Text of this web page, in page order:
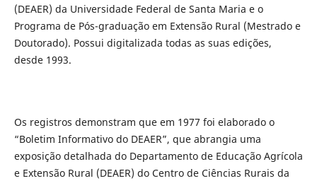
(DEAER) da Universidade Federal de Santa Maria e o
Programa de Pós-graduação em Extensão Rural (Mestrado e
Doutorado). Possui digitalizada todas as suas edições,
desde 1993.
Os registros demonstram que em 1977 foi elaborado o
“Boletim Informativo do DEAER”, que abrangia uma
exposição detalhada do Departamento de Educação Agrícola
e Extensão Rural (DEAER) do Centro de Ciências Rurais da